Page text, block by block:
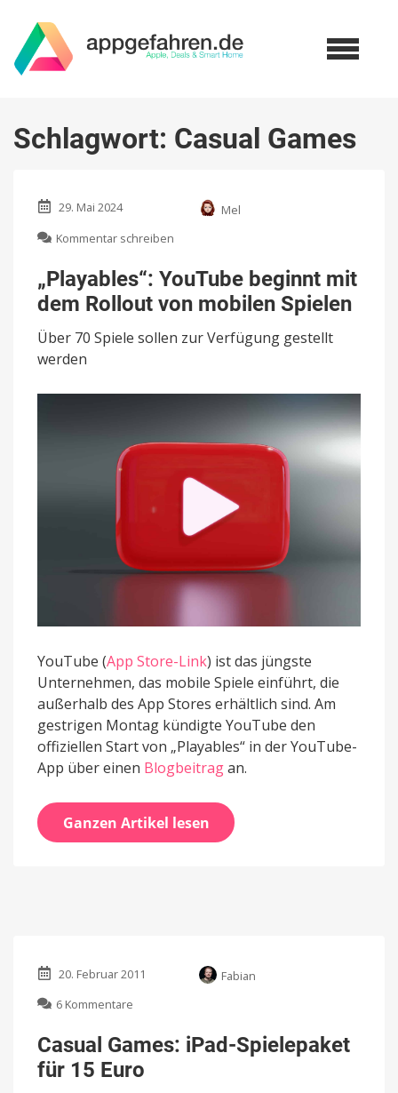
Schlagwort: Casual Games
29. Mai 2024
Mel
Kommentar schreiben
YouTube
beginnt
mit
Rollout
Spielen
„Playables“: YouTube beginnt mit
dem Rollout von mobilen Spielen
Über 70 Spiele sollen zur Verfügung gestellt
werden
YouTube (App Store-Link) ist das jüngste
Unternehmen, das mobile Spiele einführt, die
außerhalb des App Stores erhältlich sind. Am
gestrigen Montag kündigte YouTube den
offiziellen Start von „Playables“ in der YouTube-
App über einen Blogbeitragan.
Ganzen Artikel lesen
20. Februar 2011
Fabian
6 Kommentare
Games:
iPad-
Spielepaket
Casual Games: iPad-Spielepaket
für 15 Euro